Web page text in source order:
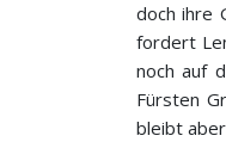
doch ihre
fordert
noch auf
Fürsten
bleibt